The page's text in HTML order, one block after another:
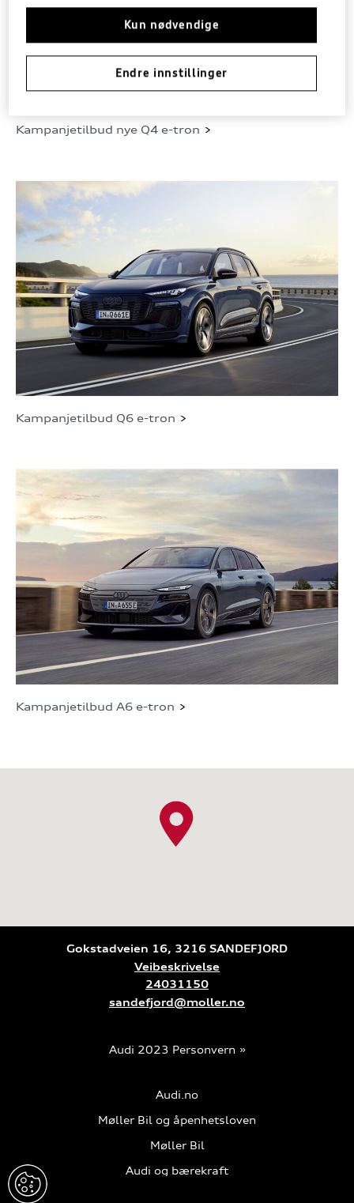
Garanti
Skadeverksted
Nøkkelautomat
Kampanjetilbud nye Q4 e-tron
Kampanjetilbud Q6 e-tron
Kampanjetilbud A6 e-tron
Gokstadveien 16, 3216 SANDEFJORD
Veibeskrivelse
24031150
sandefjord@moller.no
Audi 2023 Personvern
Audi.no
Møller Bil og åpenhetsloven
Møller Bil
Audi og bærekraft
Endre innstillinger
Kun nødvendige